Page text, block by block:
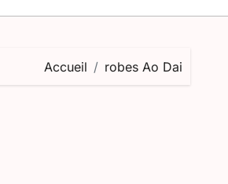
Accueil robes Ao Dai